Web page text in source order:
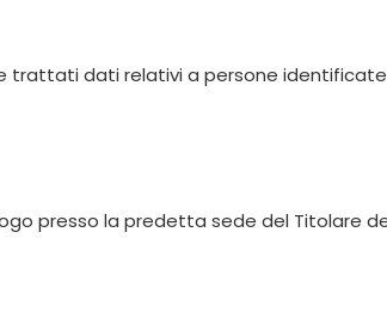
dati relativi a persone
presso la predetta sede del Titolare